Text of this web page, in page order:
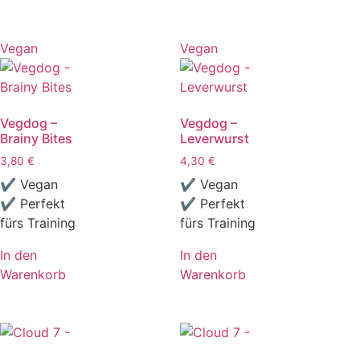
Vegan
Vegdog –
Brainy Bites
3,80 €
✔ Vegan
✔ Perfekt
fürs Training
In den
Warenkorb
Vegan
Vegdog –
Leverwurst
4,30 €
✔ Vegan
✔ Perfekt
fürs Training
In den
Warenkorb